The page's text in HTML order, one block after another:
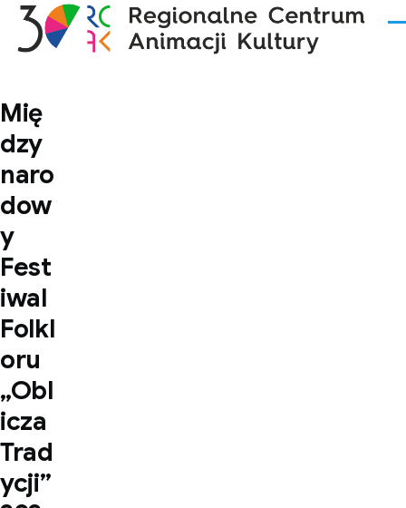
Przejdź do treści
Mię
dzy
naro
dow
y
Fest
iwal
Folkl
oru
„Obl
icza
Trad
ycji”